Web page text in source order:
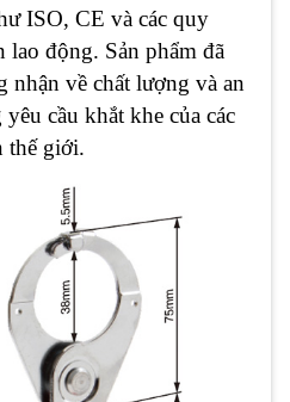
ISO, CE và các quy
lao động. Sản phẩm đã
nhận về chất lượng và an
cầu khắt khe của các
thế giới.